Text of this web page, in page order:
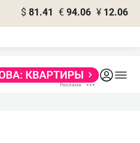
$ 81.41 € 94.06 ¥ 12.06